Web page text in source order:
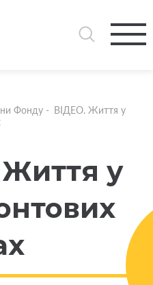
Фонду - ВІДЕО. Життя у
у